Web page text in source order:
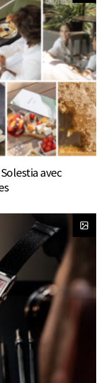
avec